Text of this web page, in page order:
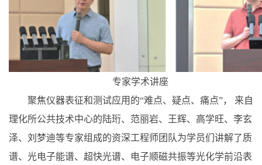
专家学术讲座
聚焦仪器表征和测试应用的“难点、疑点、痛点”， 来自
理化所公共技术中心的陆珩、范丽岩、王辉、高学旺、李玄
泽、刘梦迪等专家组成的资深工程师团队为学员们讲解了质
谱、光电子能谱、超快光谱、电子顺磁共振等光化学前沿表